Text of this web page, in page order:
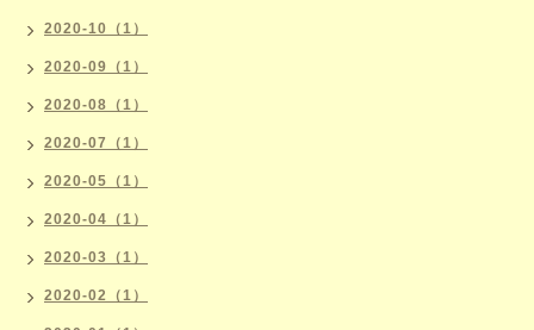
2020-10（1）
2020-09（1）
2020-08（1）
2020-07（1）
2020-05（1）
2020-04（1）
2020-03（1）
2020-02（1）